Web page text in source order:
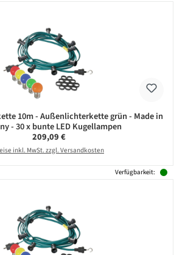
10m - Außenlichterkette grün - Made in
- 30 x bunte LED Kugellampen
Regulärer Preis:
209,09 €
inkl. MwSt. zzgl. Versandkosten
Verfügbarkeit: